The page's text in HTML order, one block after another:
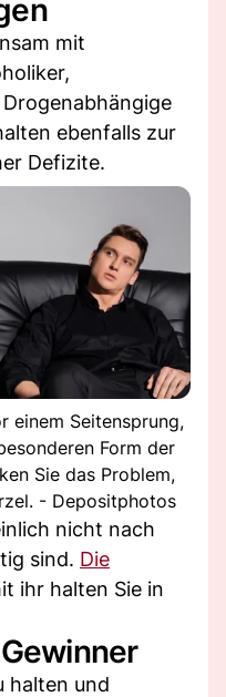
mit
ebenfalls zur
Defizite.
einem Seitensprung,
Form der
Sie das Problem,
- Depositphotos
nicht nach
sind. Die
ihr halten Sie in
halten und